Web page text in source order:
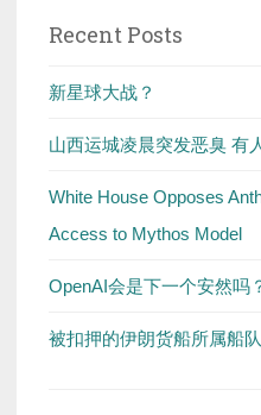
Recent Posts
新星球大战？
山西运城凌晨突发恶臭 有
White House Opposes
Access to Mythos Model
OpenAI会是下一个安然吗
被扣押的伊朗货船所属船